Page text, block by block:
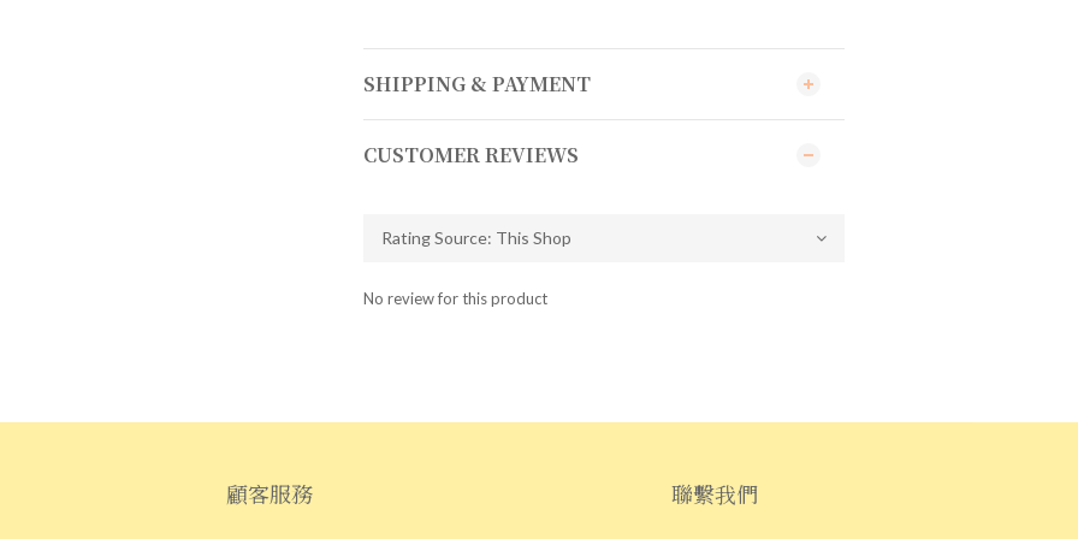
SHIPPING & PAYMENT
CUSTOMER REVIEWS
No review for this product
顧客服務 聯繫我們